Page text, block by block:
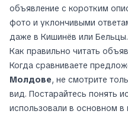
объявление с коротким
фото и уклончивыми
даже в Кишинёв или Бельцы.
Как правильно читать
Когда сравниваете
Молдове, не смотрите
вид. Постарайтесь понять
использовали в основном